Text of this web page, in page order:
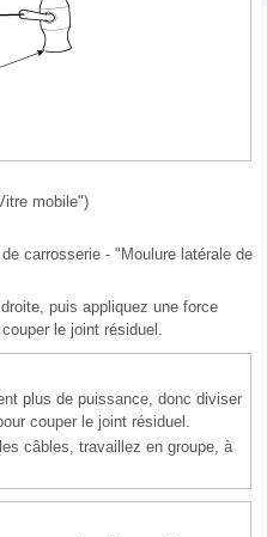
mobile")
carrosserie - "Moulure latérale de
puis appliquez une force
le joint résiduel.
plus de puissance, donc diviser
couper le joint résiduel.
câbles, travaillez en groupe, à